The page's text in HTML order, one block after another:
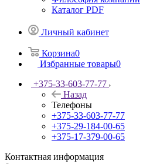
Каталог PDF
Личный кабинет
Корзина0
Избранные товары0
+375-33-603-77-77
Назад
Телефоны
+375-33-603-77-77
+375-29-184-00-65
+375-17-379-00-65
Контактная информация